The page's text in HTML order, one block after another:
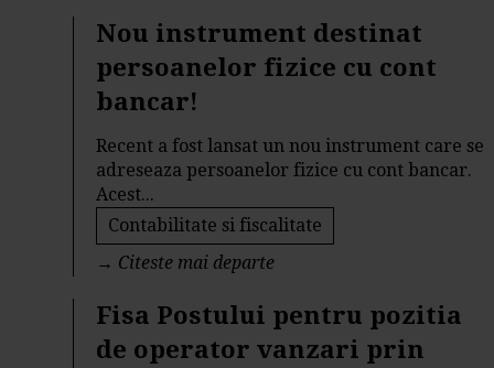
Nou instrument destinat
persoanelor fizice cu cont
bancar!
Recent a fost lansat un nou instrument care se
adreseaza persoanelor fizice cu cont bancar.
Acest...
Contabilitate si fiscalitate
→ Citeste mai departe
Fisa Postului pentru pozitia
de operator vanzari prin